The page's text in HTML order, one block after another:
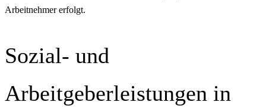
Arbeitnehmer erfolgt.
Sozial- und
Arbeitgeberleistungen in